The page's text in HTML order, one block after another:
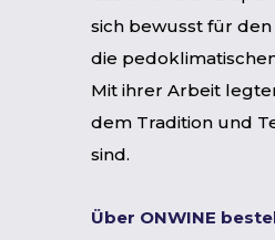
sich bewusst für
die
Mit ihrer Arbeit
dem Tradition und
sind.
Über ONWINE